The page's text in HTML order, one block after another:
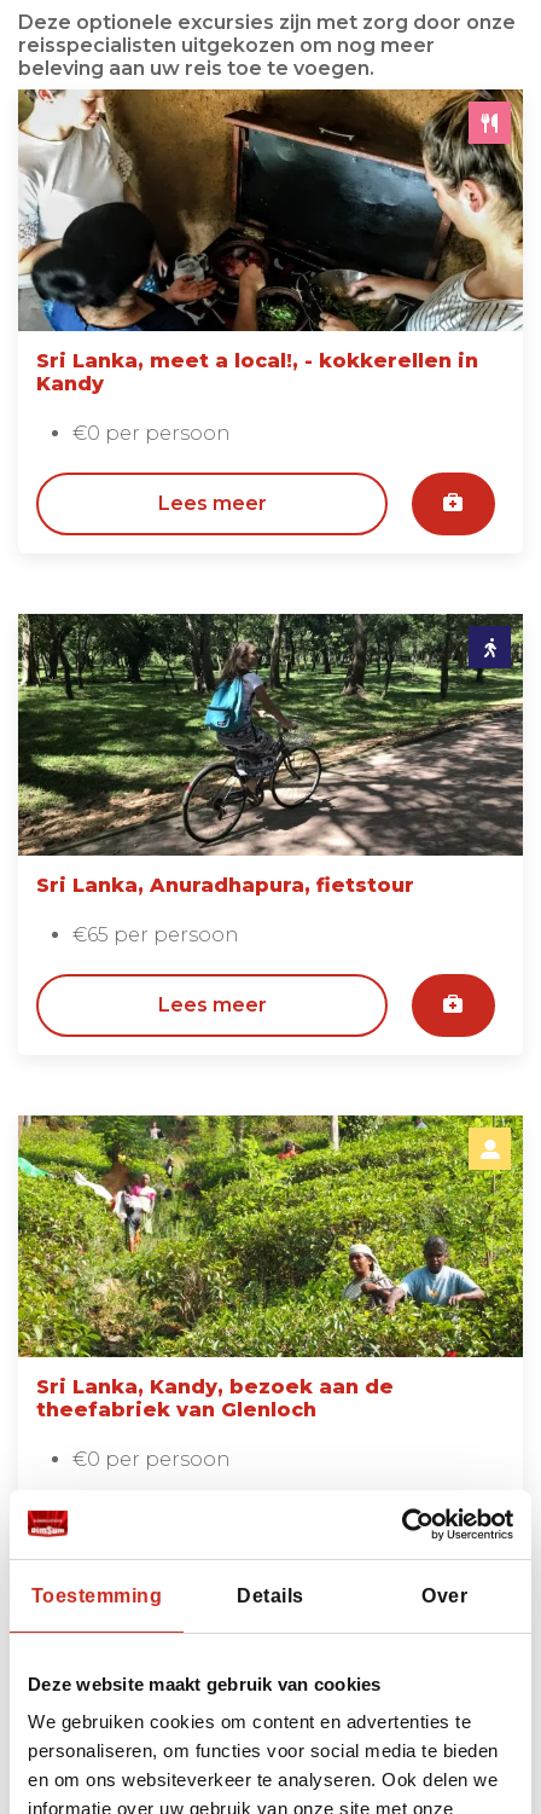
Toestemming Details Over
Deze website maakt gebruik van cookies
We gebruiken cookies om content en advertenties te
personaliseren, om functies voor social media te bieden
en om ons websiteverkeer te analyseren. Ook delen we
informatie over uw gebruik van onze site met onze
Deze optionele excursies zijn met zorg door onze
reisspecialisten uitgekozen om nog meer
beleving aan uw reis toe te voegen.
Sri Lanka, meet a local!, - kokkerellen in
Kandy
€0 per persoon
Lees meer
Sri Lanka, Anuradhapura, fietstour
€65 per persoon
Lees meer
Sri Lanka, Kandy, bezoek aan de
theefabriek van Glenloch
€0 per persoon
Bouwstenen